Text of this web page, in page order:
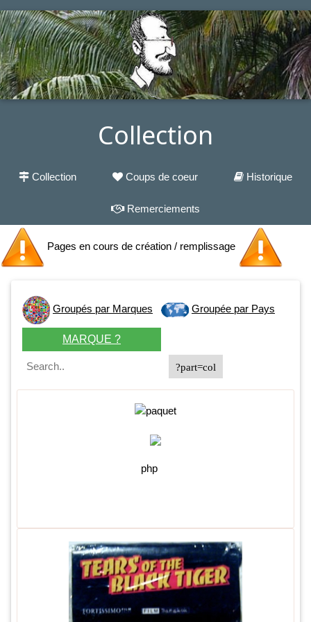
Collection
Collection Coups de coeur Historique
Remerciements
Pages en cours de création / remplissage
Groupés par Marques Groupée par Pays
MARQUE ?
php